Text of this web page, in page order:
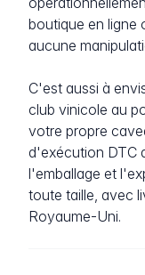
boutique en ligne
aucune
C'est aussi à
club vinicole au
votre propre
d'exécution DTC
l'emballage et
toute taille, avec
Royaume-Uni.